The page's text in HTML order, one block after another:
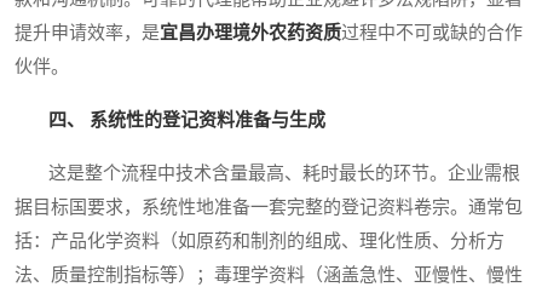
提升申请效率，是宜昌办理境外农药资质过程中不可或缺的合作
伙伴。
四、 系统性的登记资料准备与生成
这是整个流程中技术含量最高、耗时最长的环节。企业需根
据目标国要求，系统性地准备一套完整的登记资料卷宗。通常包
括：产品化学资料（如原药和制剂的组成、理化性质、分析方
法、质量控制指标等）；毒理学资料（涵盖急性、亚慢性、慢性